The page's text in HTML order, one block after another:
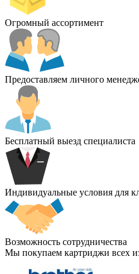
Огромный ассортимент
Предоставляем личного
Бесплатный выезд специалиста
Индивидуальные условия для
Возможность сотрудничества
Мы покупаем картриджи всех